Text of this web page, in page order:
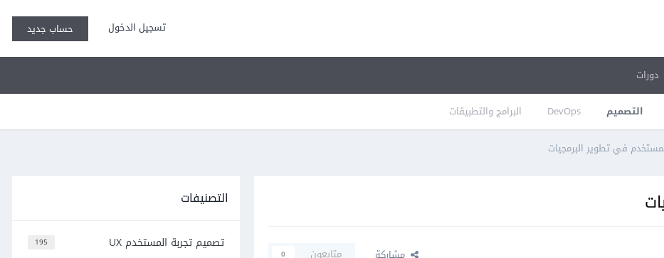
تسجيل الدخول حساب جديد
التصميم DevOps البرامج والتطبيقات
دورات
في تطوير البرمجيات
متابعون 0
التصنيفات
195 تصميم تجربة المستخدم UX